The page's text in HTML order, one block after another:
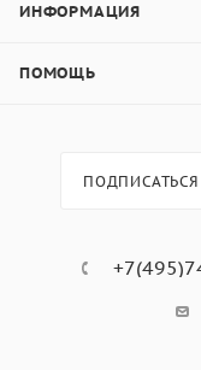
ИНФОРМАЦИЯ
ПОМОЩЬ